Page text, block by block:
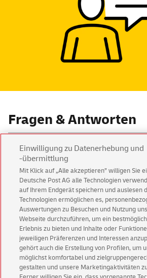
Fragen & Antworten
Muss für jede Teilleistungsvariante
Vertrag abgeschlossen werden?
Muss die Mindestmenge je
erreicht werden?
Was bedeutet bei der Teilleistung-
bis 2?
Werden die Teilleistungsvarianten ID
bei Frankierung über den
angeboten?
Einwilligung zu Datenerhebung und
-übermittlung
Mit Klick auf „Alle akzeptieren” willigen Sie
Deutsche Post AG alle Technologien
auf Ihrem Endgerät speichern und auslesen
Technologien ermöglichen es,
Auswertungen zu Besuchen und Nutzung
Webseite durchzuführen, um ein
Erlebnis zu bieten und Inhalte oder
jeweiligen Präferenzen und Interessen
gehört auch die Erstellung von Profilen, um
möglichst komfortabel und
gestalten und unsere Marketingaktivitäten